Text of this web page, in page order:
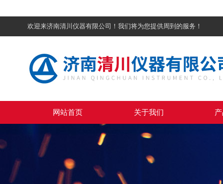
欢迎来济南清川仪器有限公司！我们将为您提供周到的服务！
网站首页 关于我们